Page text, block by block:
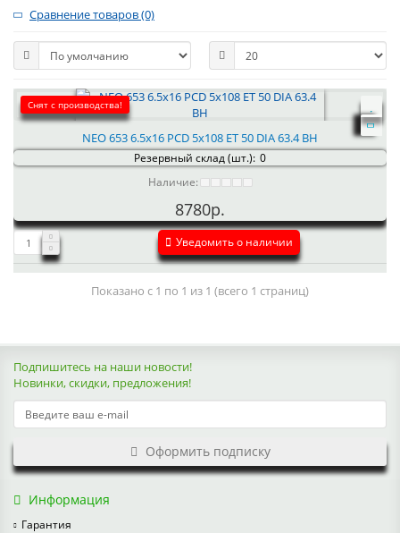
Сравнение товаров (0)
Снят с производства!
NEO 653 6.5x16 PCD 5x108 ET 50 DIA 63.4 BH
Резервный склад (шт.): 0
Наличие:
8780р.
Уведомить о наличии
Показано с 1 по 1 из 1 (всего 1 страниц)
Подпишитесь на наши новости!
Новинки, скидки, предложения!
Оформить подписку
Информация
Гарантия